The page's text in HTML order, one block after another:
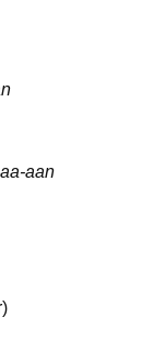
aan